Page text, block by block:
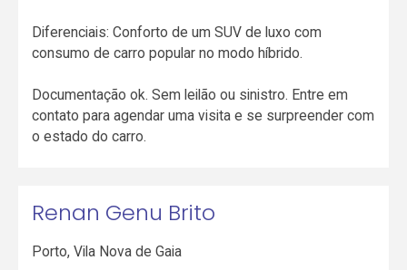
Diferenciais: Conforto de um SUV de luxo com
consumo de carro popular no modo híbrido.
Documentação ok. Sem leilão ou sinistro. Entre em
contato para agendar uma visita e se surpreender com
o estado do carro.
Renan Genu Brito
Porto,Vila Nova de Gaia